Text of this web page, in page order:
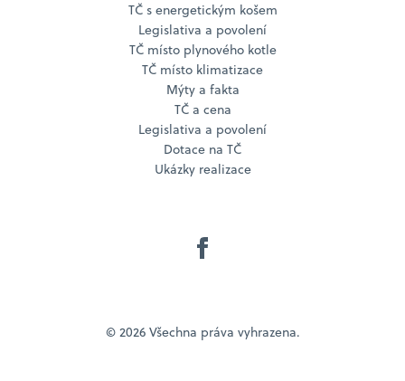
TČ s energetickým košem
Legislativa a povolení
TČ místo plynového kotle
TČ místo klimatizace
Mýty a fakta
TČ a cena
Legislativa a povolení
Dotace na TČ
Ukázky realizace
© 2026 Všechna práva vyhrazena.